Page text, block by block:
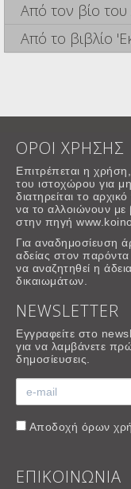
Από τον βίο του
Από το βιβλίο
ΟΡΟΙ ΧΡΗΣΗΣ
Επιτρέπεται η
του ιστοχώρου για
διατηρείται το
να το αλλοιώνουν
στην πηγή
Για αναδημοσίευση
αδείας στον
να αναζητηθεί η
δικαιωμάτων.
NEWSLETTER
Εγγραφείτε στο
για να λαμβάνετε
δημοσίευσεις.
Αποδοχή όρων
ΕΠΙΚΟΙΝΩΝΙΑ